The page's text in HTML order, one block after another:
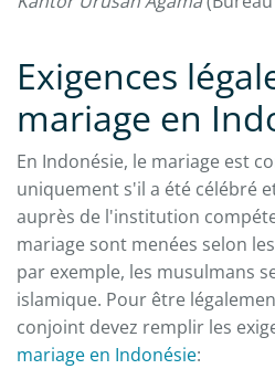
Exigences
mariage en
En Indonésie, le mariage est
uniquement s'il a été célébré
auprès de l'institution
mariage sont menées selon
par exemple, les musulmans
islamique. Pour être
conjoint devez remplir les
mariage en Indonésie: